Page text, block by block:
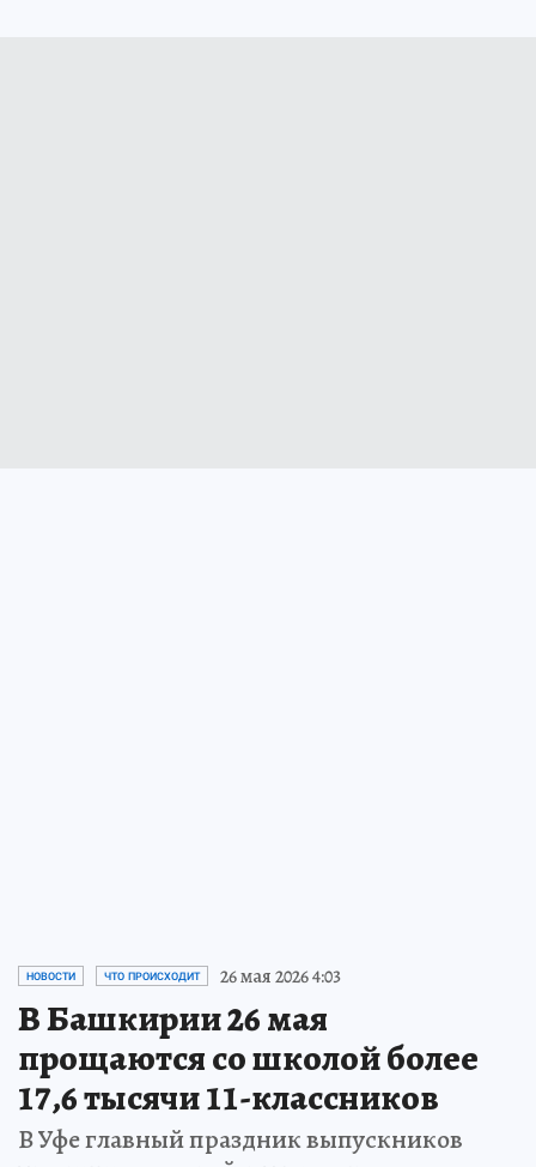
НОВОСТИ ЧТО ПРОИСХОДИТ 26 мая 2026 4:03
В Башкирии 26 мая
прощаются со школой более
17,6 тысячи 11-классников
В Уфе главный праздник выпускников